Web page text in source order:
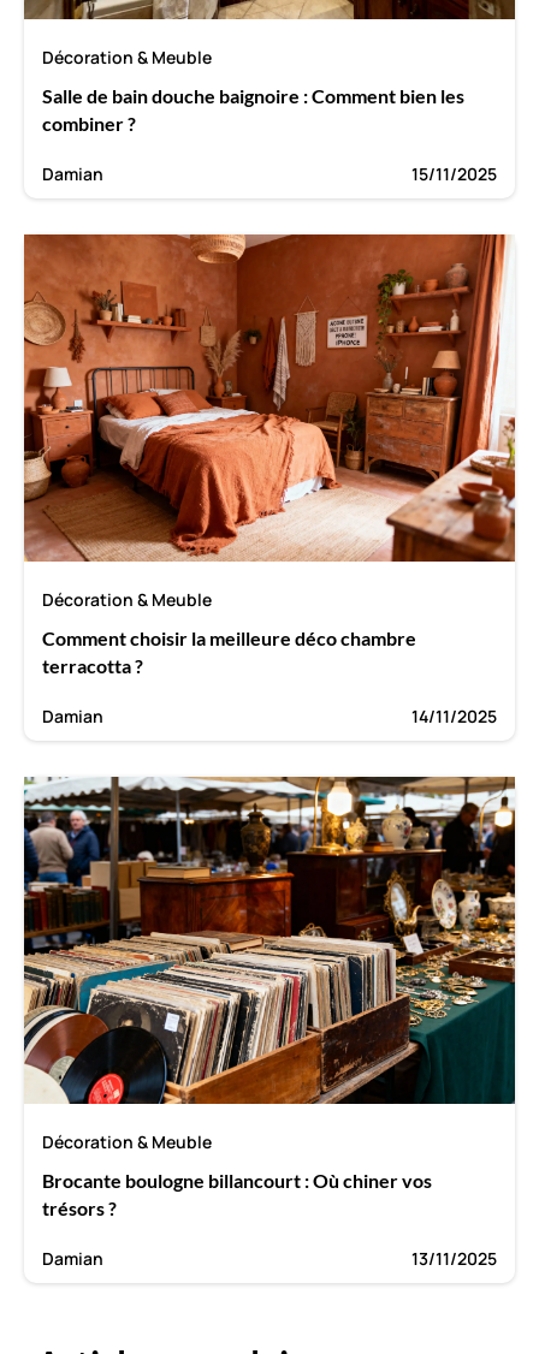
Décoration & Meuble
Salle de bain douche baignoire : Comment bien les
combiner ?
Damian 15/11/2025
Décoration & Meuble
Comment choisir la meilleure déco chambre
terracotta ?
Damian 14/11/2025
Décoration & Meuble
Brocante boulogne billancourt : Où chiner vos
trésors ?
Damian 13/11/2025